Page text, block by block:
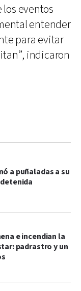
eventos
entender
para evitar
indicaron
a puñaladas a su
e incendian la
padrastro y un